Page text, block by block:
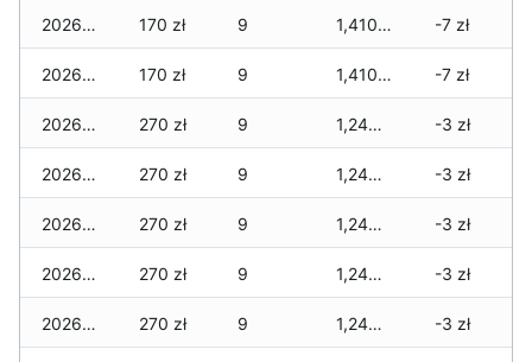
2026-02-05 170 zł 9 1,410 zł -7 zł
2026-02-04 170 zł 9 1,410 zł -7 zł
2026-02-03 270 zł 9 1,240 zł -3 zł
2026-02-02 270 zł 9 1,240 zł -3 zł
2026-02-01 270 zł 9 1,240 zł -3 zł
2026-01-31 270 zł 9 1,240 zł -3 zł
2026-01-30 270 zł 9 1,240 zł -3 zł